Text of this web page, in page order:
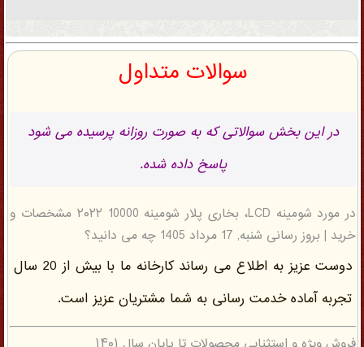
سوالات متداول
در این بخش سوالاتی که به صورت روزانه پرسیده می شود
پاسخ داده شده.
در مورد شومینه LCD، بخاری پلار شومینه 10000 ۲۰۲۲ مشخصات و
خرید | بروز رسانی شنبه, 17 مرداد 1405 چه می دانید؟
دوست عزیز به اطلاع می رساند کارخانه ما با بیش از 20 سال
تجربه آماده خدمت رسانی به شما مشتریان عزیز است.